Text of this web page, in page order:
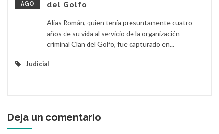
AGO
del Golfo
Alias Román, quien tenía presuntamente cuatro
años de su vida al servicio de la organización
criminal Clan del Golfo, fue capturado en...
Judicial
Deja un comentario